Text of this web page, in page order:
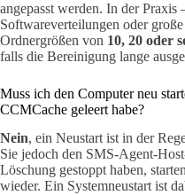
angepasst werden. In der Praxis
Softwareverteilungen oder
Ordnergrößen von 10, 20 oder
falls die Bereinigung lange
Muss ich den Computer neu
CCMCache geleert habe?
Nein, ein Neustart ist in der
Sie jedoch den SMS-Agent-
Löschung gestoppt haben,
wieder. Ein Systemneustart ist